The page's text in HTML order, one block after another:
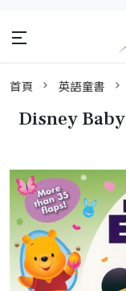
首頁 英語童書
Disney